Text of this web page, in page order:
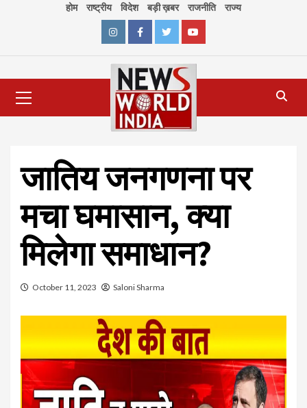
होम राष्ट्रीय विदेश बड़ी ख़बर राजनीति राज्य
InstagramFacebookTwitterYoutube
Menu
जातिय जनगणना पर
मचा घमासान, क्या
मिलेगा समाधान?
October 11, 2023 Saloni Sharma